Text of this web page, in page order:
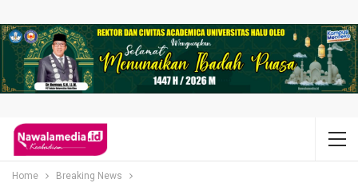
Home Breaking News